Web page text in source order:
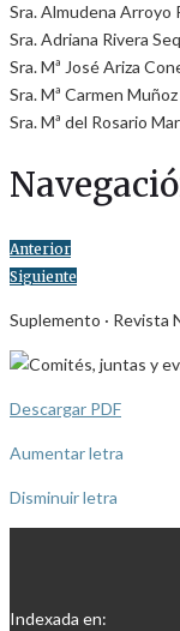
Sra. Almudena Arroyo
Sra. Adriana Rivera
Sra. Mª José Ariza
Sra. Mª Carmen Muñoz
Sra. Mª del Rosario
Anterior
Siguiente
Suplemento · Revista
Descargar PDF
Aumentar letra
Disminuir letra
Indexada en: